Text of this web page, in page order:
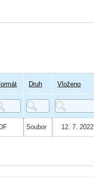
Druh Vloženo
Soubor 12. 7.